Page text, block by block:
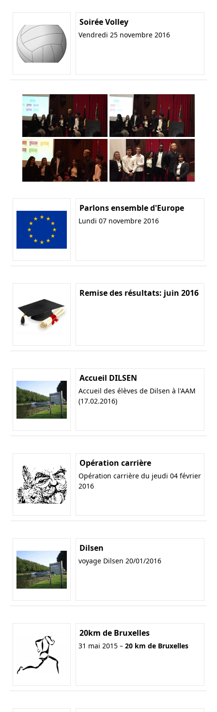
Soirée Volley
Vendredi 25 novembre 2016
Parlons ensemble d'Europe
Lundi 07 novembre 2016
Remise des résultats: juin 2016
Accueil DILSEN
Accueil des élèves de Dilsen à l'AAM
(17.02.2016)
Opération carrière
Opération carrière du jeudi 04 février
2016
Dilsen
voyage Dilsen 20/01/2016
20km de Bruxelles
31 mai 2015 – 20 km de Bruxelles